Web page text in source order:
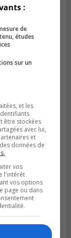
pour
:
de
études
sur un
et les
être stockées
avec lui,
et
données de
vos
l'intérêt
vos options
page ou dans